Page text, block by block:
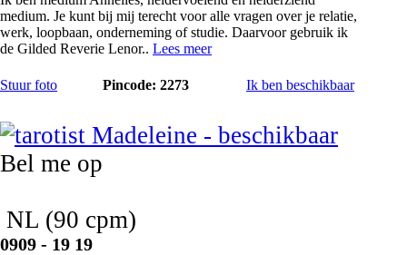
medium. Je kunt bij mij terecht voor alle vragen over je relatie,
werk, loopbaan, onderneming of studie. Daarvoor gebruik ik
de Gilded Reverie Lenor.. Lees meer
Stuur foto Pincode: 2273 Ik ben beschikbaar
Bel me op
NL (90 cpm)
0909 - 19 19